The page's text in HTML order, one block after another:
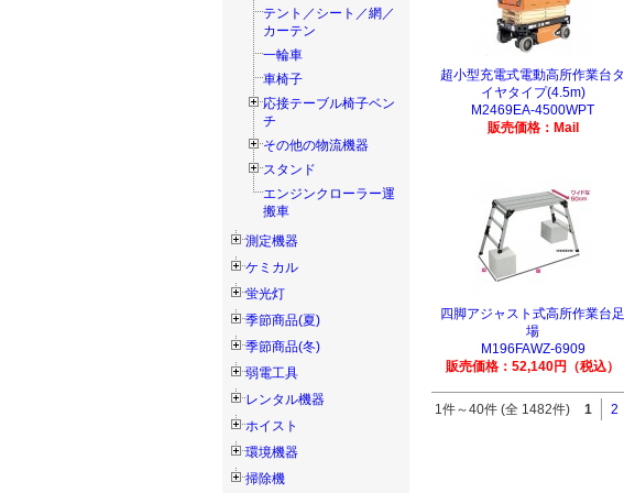
テント／シート／網／
カーテン
一輪車
車椅子
応接テーブル椅子ベン
チ
その他の物流機器
スタンド
エンジンクローラー運
搬車
測定機器
ケミカル
蛍光灯
季節商品(夏)
季節商品(冬)
弱電工具
レンタル機器
ホイスト
環境機器
掃除機
超小型充電式電動高所作業台タ
イヤタイプ(4.5m)
M2469EA-4500WPT
販売価格：Mail
四脚アジャスト式高所作業台足
場
M196FAWZ-6909
販売価格：52,140円（税込）
1件～40件 (全 1482件) 1 2